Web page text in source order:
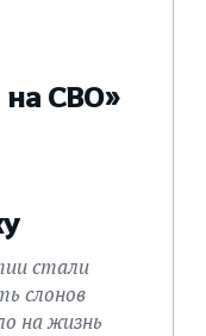
на СВО»
стали
слонов
на жизнь